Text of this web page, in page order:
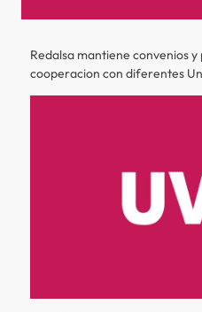
Redalsa mantiene convenios
cooperacion con diferentes